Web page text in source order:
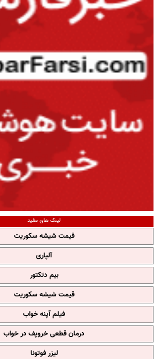
لینک های مفید
قیمت شیشه سکوریت
آلپاری
بیم دتکتور
قیمت شیشه سکوریت
فیلم آپنه خواب
درمان قطعی خروپف در خواب
لیزر فوتونا